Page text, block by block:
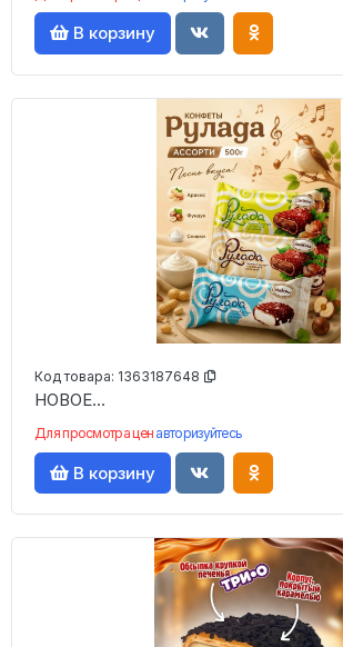
В корзину
Код товара: 1363187648
НОВОЕ...
Для просмотра цен авторизуйтесь
В корзину